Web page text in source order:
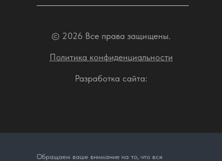
© 2026 Все права защищены.
Разработка сайта:
Политика конфиденциальности
Обращаем ваше внимание на то, что вся